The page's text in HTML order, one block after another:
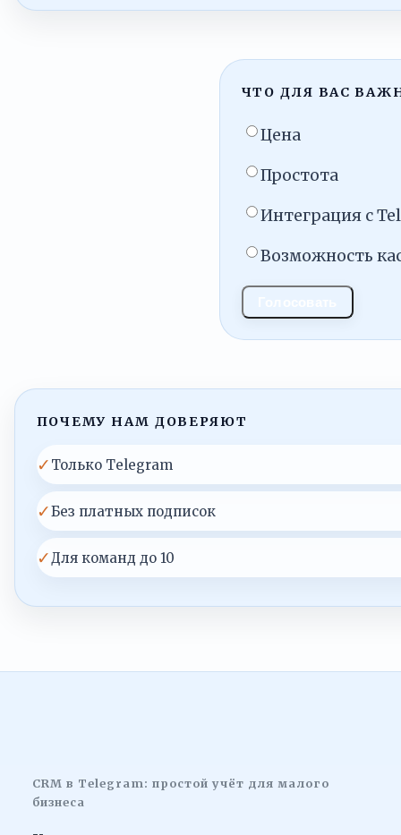
ЧТО ДЛЯ ВАС
Цена
Простота
Интеграция с
Возможность
ПОЧЕМУ НАМ ДОВЕРЯЮТ
✓ Только Telegram
✓Без платных подписок
✓ Для команд до 10
CRM в Telegram: простой учёт для малого
бизнеса